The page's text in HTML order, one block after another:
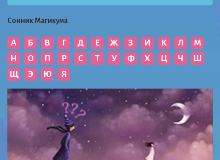
Сонник Магикума
А Б В Г Д Е Ж З И К Л
М
Н
О П Р С Т У Ф Х Ц Ч
Ш
Щ
Э Ю Я